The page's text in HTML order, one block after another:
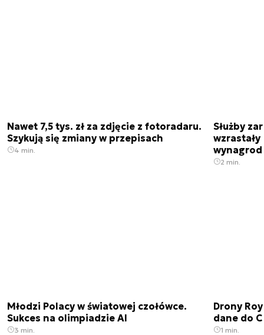
Nawet 7,5 tys. zł za zdjęcie z fotoradaru.
Szykują się zmiany w przepisach
4 min.
Służby
2 min.
Młodzi Polacy w światowej czołówce.
Sukces na olimpiadzie AI
3 min.
Drony
dane do
1 min.